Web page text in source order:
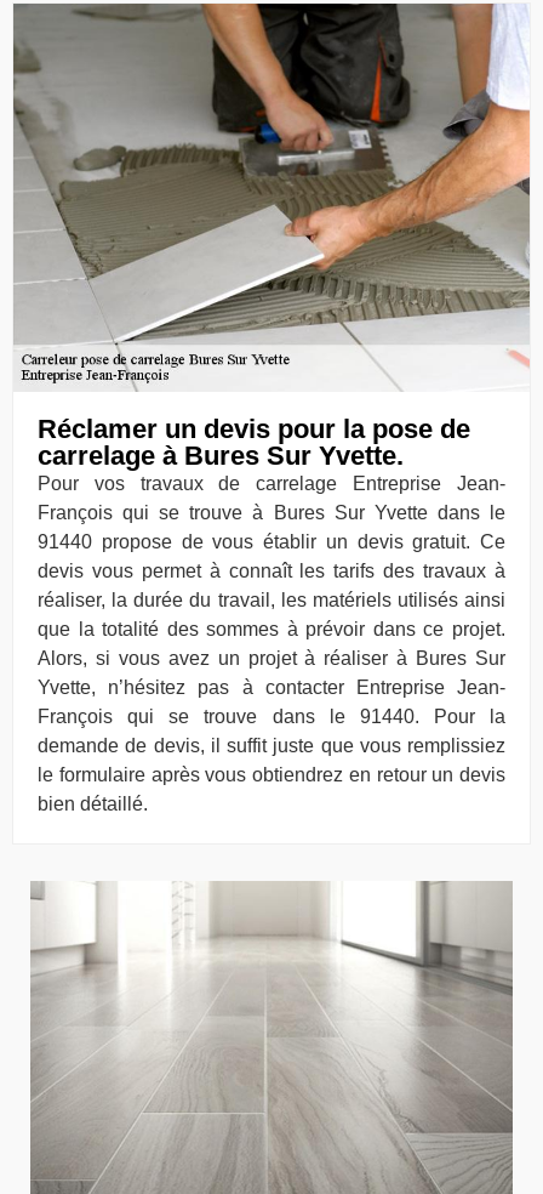
Réclamer un devis pour la pose de
carrelage à Bures Sur Yvette.
Pour vos travaux de carrelage Entreprise Jean-
François qui se trouve à Bures Sur Yvette dans le
91440 propose de vous établir un devis gratuit. Ce
devis vous permet à connaît les tarifs des travaux à
réaliser, la durée du travail, les matériels utilisés ainsi
que la totalité des sommes à prévoir dans ce projet.
Alors, si vous avez un projet à réaliser à Bures Sur
Yvette, n’hésitez pas à contacter Entreprise Jean-
François qui se trouve dans le 91440. Pour la
demande de devis, il suffit juste que vous remplissiez
le formulaire après vous obtiendrez en retour un devis
bien détaillé.